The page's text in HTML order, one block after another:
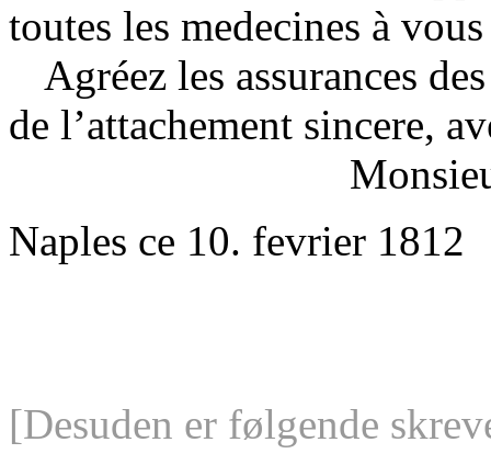
toutes les medecines à
Agréez les assurances
de l’attachement sincere,
Naples ce 10. fevrier 1812
[Desuden er følgende